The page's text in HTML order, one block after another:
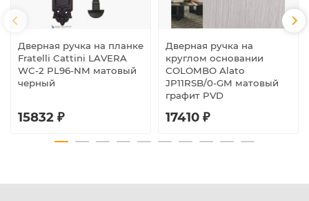
Дверная ручка на планке
Fratelli Cattini LAVERA
WC-2 PL96-NM матовый
черный
15832 ₽
Дверная ручка на
круглом основании
COLOMBO Alato
JP11RSB/0-GM матовый
графит PVD
17410 ₽